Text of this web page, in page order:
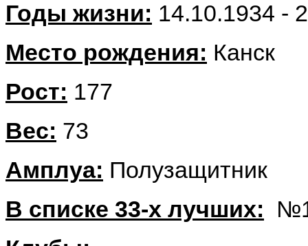
Годы жизни: 14.10.1934 -
Место рождения: Канск
Рост: 177
Вес: 73
Амплуа: Полузащитник
В списке 33-х лучших: